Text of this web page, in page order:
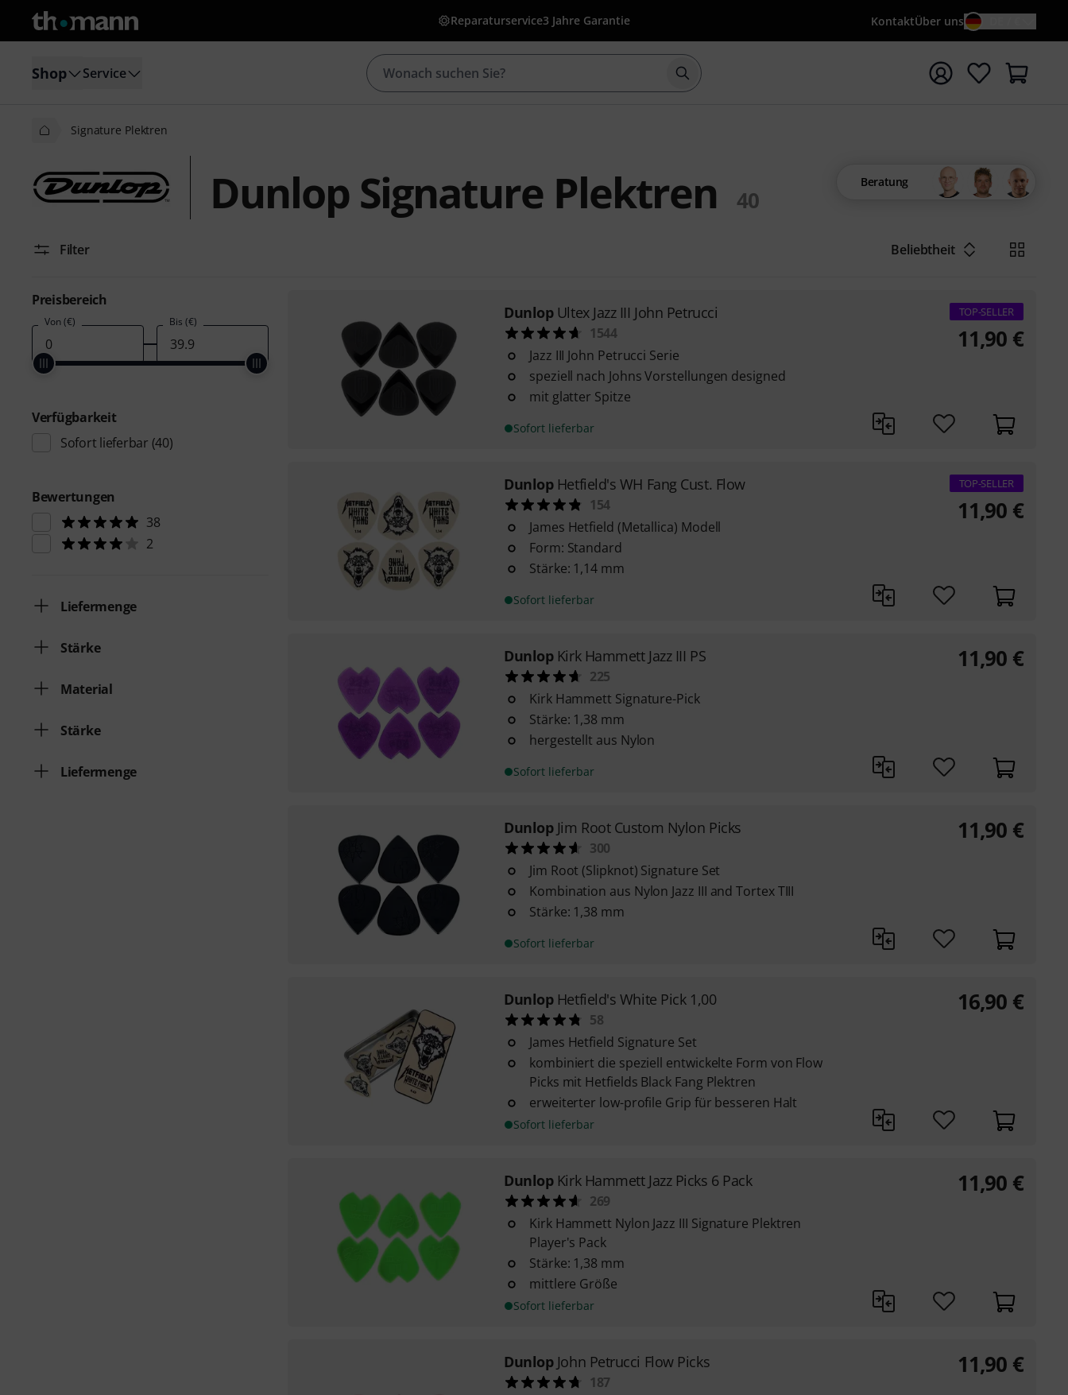
Reparaturservice3 Jahre Garantie KontaktÜber uns
Shop Service Suche mit Suchwort {searchTerm} starten
Signature Plektren
Dunlop Signature Plektren 40
Beratung
Filter Beliebtheit
Preisbereich
Von (€) Bis (€)
Verfügbarkeit
Sofort lieferbar (40)
Bewertungen
38
2
Liefermenge
Stärke
Material
Stärke
Liefermenge
Dunlop Ultex Jazz III John Petrucci
1544
Jazz III John Petrucci Serie
speziell nach Johns Vorstellungen designed
mit glatter Spitze
Sofort lieferbar
TOP-SELLER
11,90 €
Dunlop Hetfield's WH Fang Cust. Flow
154
James Hetfield (Metallica) Modell
Form: Standard
Stärke: 1,14 mm
Sofort lieferbar
TOP-SELLER
11,90 €
Dunlop Kirk Hammett Jazz III PS
225
Kirk Hammett Signature-Pick
Stärke: 1,38 mm
hergestellt aus Nylon
Sofort lieferbar
11,90 €
Dunlop Jim Root Custom Nylon Picks
300
Jim Root (Slipknot) Signature Set
Kombination aus Nylon Jazz III and Tortex TIII
Stärke: 1,38 mm
Sofort lieferbar
11,90 €
Dunlop Hetfield's White Pick 1,00
58
James Hetfield Signature Set
kombiniert die speziell entwickelte Form von Flow
Picks mit Hetfields Black Fang Plektren
erweiterter low-profile Grip für besseren Halt
Sofort lieferbar
16,90 €
Dunlop Kirk Hammett Jazz Picks 6 Pack
269
Kirk Hammett Nylon Jazz III Signature Plektren
Player's Pack
Stärke: 1,38 mm
mittlere Größe
Sofort lieferbar
11,90 €
Dunlop John Petrucci Flow Picks
187
11,90 €